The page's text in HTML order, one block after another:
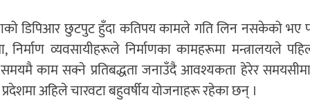
डिपिआर छुटपुट हुँदा कतिपय कामले गति लिन नसकेको भए
व्यवसायीहरूले निर्माणका कामहरूमा मन्त्रालयले
काम सक्ने प्रतिबद्धता जनाउँदै आवश्यकता हेरेर
अहिले चारवटा बहुवर्षीय योजनाहरू रहेका छन् ।